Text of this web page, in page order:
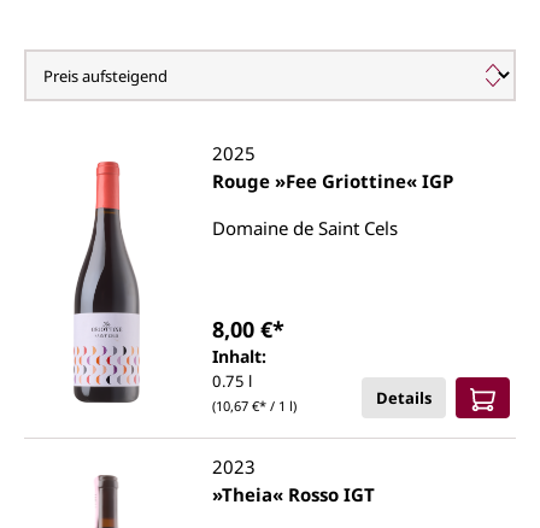
Cabernet Sauvignon
2025
Rouge »Fee Griottine« IGP
Domaine de Saint Cels
Inhalt:
0.75 l
(10,67 €* / 1 l)
8,00 €*
Details
2023
»Theia« Rosso IGT